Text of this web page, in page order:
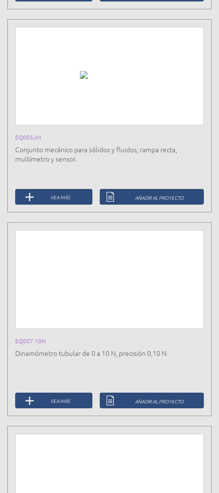
EQ005JM
Conjunto mecánico para sólidos y fluidos, rampa recta,
multímetro y sensor.
VEA MÁS AÑADIR AL PROYECTO
EQ007.10N
Dinamómetro tubular de 0 a 10 N, precisión 0,10 N
VEA MÁS AÑADIR AL PROYECTO